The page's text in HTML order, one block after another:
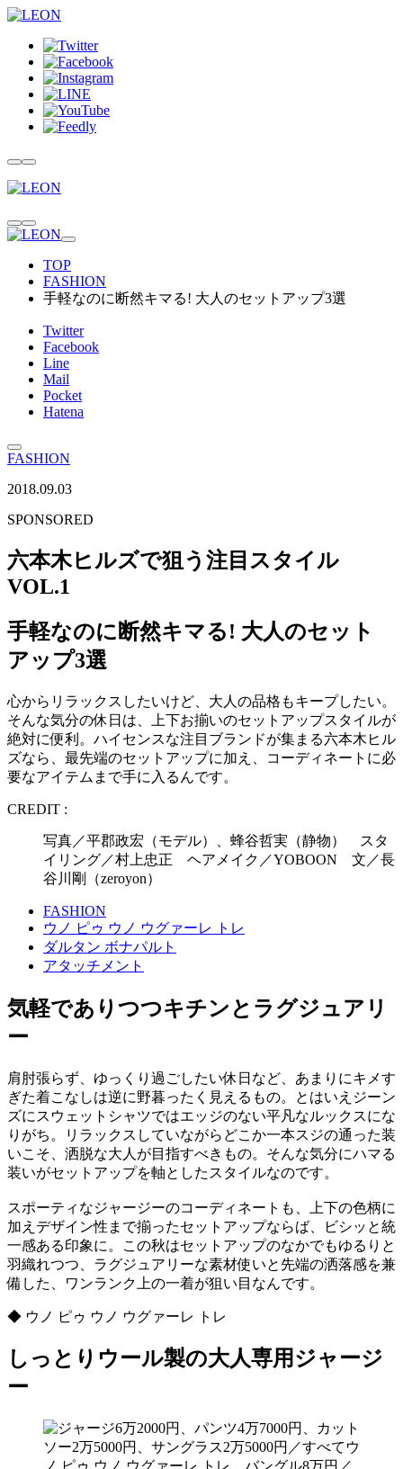
TOP
FASHION
手軽なのに断然キマる! 大人のセットアップ3選
Twitter
Facebook
Line
Mail
Pocket
Hatena
FASHION
2018.09.03
SPONSORED
六本木ヒルズで狙う注目スタイル
VOL.1
手軽なのに断然キマる! 大人のセット
アップ3選
心からリラックスしたいけど、大人の品格もキープしたい。
そんな気分の休日は、上下お揃いのセットアップスタイルが
絶対に便利。ハイセンスな注目ブランドが集まる六本木ヒル
ズなら、最先端のセットアップに加え、コーディネートに必
要なアイテムまで手に入るんです。
CREDIT :
写真／平郡政宏（モデル）、蜂谷哲実（静物） スタ
イリング／村上忠正 ヘアメイク／YOBOON 文／長
谷川剛（zeroyon）
FASHION
ウノ ピゥ ウノ ウグァーレ トレ
ダルタン ボナパルト
アタッチメント
気軽でありつつキチンとラグジュアリ
ー
肩肘張らず、ゆっくり過ごしたい休日など、あまりにキメす
ぎた着こなしは逆に野暮ったく見えるもの。とはいえジーン
ズにスウェットシャツではエッジのない平凡なルックスにな
りがち。リラックスしていながらどこか一本スジの通った装
いこそ、洒脱な大人が目指すべきもの。そんな気分にハマる
装いがセットアップを軸としたスタイルなのです。
スポーティなジャージーのコーディネートも、上下の色柄に
加えデザイン性まで揃ったセットアップならば、ビシッと統
一感ある印象に。この秋はセットアップのなかでもゆるりと
羽織れつつ、ラグジュアリーな素材使いと先端の洒落感を兼
備した、ワンランク上の一着が狙い目なんです。
◆ ウノ ピゥ ウノ ウグァーレ トレ
しっとりウール製の大人専用ジャージ
ー